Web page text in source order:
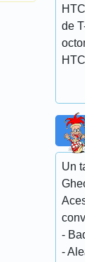
de
Un
-
-